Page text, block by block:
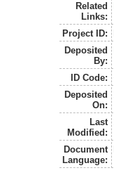
Related
Links:
Project ID:
Deposited
By:
ID Code:
Deposited
On:
Last
Modified:
Document
Language: